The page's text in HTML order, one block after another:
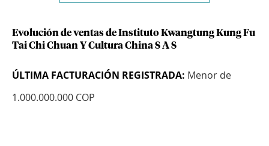
Evolución de ventas de Instituto Kwangtung Kung Fu
Tai Chi Chuan Y Cultura China S A S
ÚLTIMA FACTURACIÓN REGISTRADA: Menor de
1.000.000.000 COP